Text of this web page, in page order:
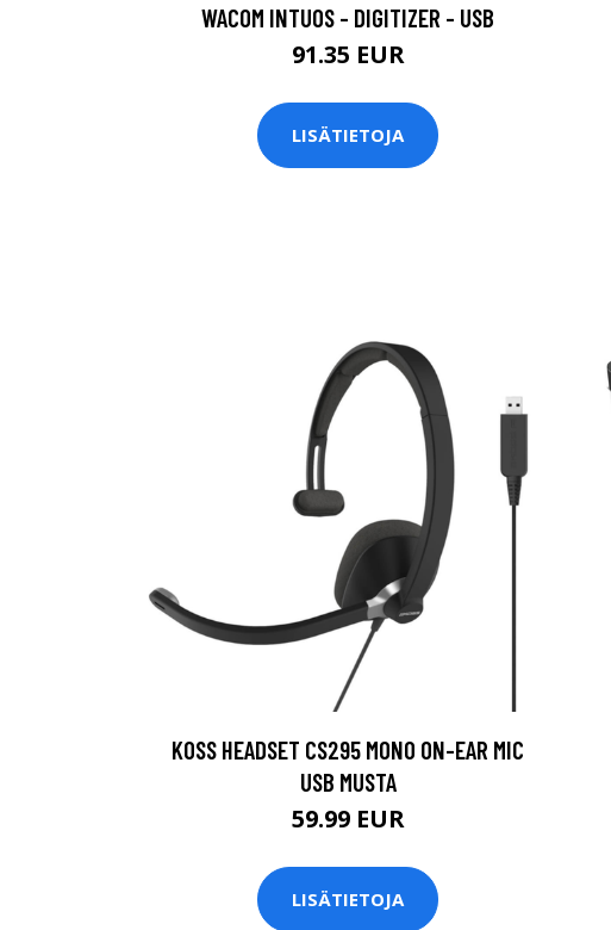
WACOM INTUOS - DIGITIZER - USB
91.35 EUR
LISÄTIETOJA
KOSS HEADSET CS295 MONO ON-EAR MIC
USB MUSTA
59.99 EUR
LISÄTIETOJA